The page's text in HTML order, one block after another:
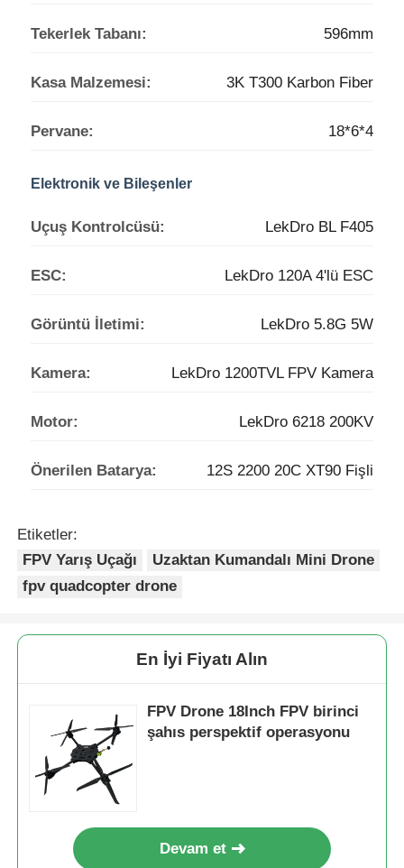
Tekerlek Tabanı: 596mm
Kasa Malzemesi: 3K T300 Karbon Fiber
Pervane: 18*6*4
Elektronik ve Bileşenler
Uçuş Kontrolcüsü: LekDro BL F405
ESC: LekDro 120A 4'lü ESC
Görüntü İletimi: LekDro 5.8G 5W
Kamera: LekDro 1200TVL FPV Kamera
Motor: LekDro 6218 200KV
Önerilen Batarya: 12S 2200 20C XT90 Fişli
Etiketler:
FPV Yarış Uçağı
Uzaktan Kumandalı Mini Drone
fpv quadcopter drone
En İyi Fiyatı Alın
FPV Drone 18Inch FPV birinci
şahıs perspektif operasyonu
Devam et